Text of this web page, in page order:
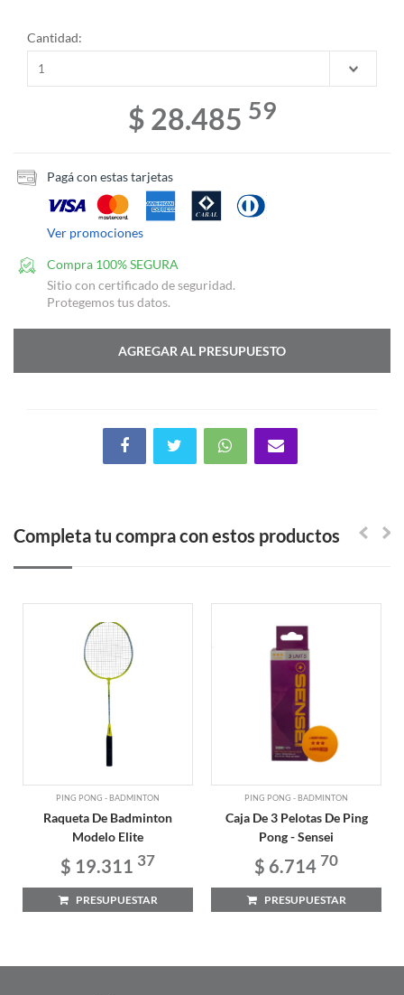
Cantidad:
$ 28.485 59
Pagá con estas tarjetas
Ver promociones
Compra 100% SEGURA
Sitio con certificado de seguridad.
Protegemos tus datos.
AGREGAR AL PRESUPUESTO
Completa tu compra con estos productos
PING PONG - BADMINTON
Raqueta De Badminton
Modelo Elite
$ 19.311 37
PRESUPUESTAR
PING PONG - BADMINTON
Caja De 3 Pelotas De Ping
Pong - Sensei
$ 6.714 70
PRESUPUESTAR